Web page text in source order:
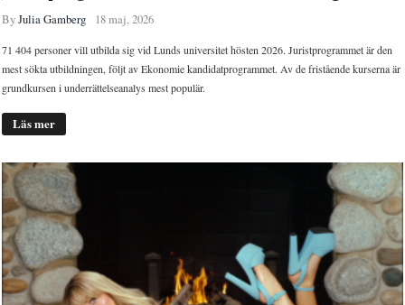
ByJulia Gamberg 18 maj, 2026
71 404 personer vill utbilda sig vid Lunds universitet hösten 2026. Juristprogrammet är den
mest sökta utbildningen, följt av Ekonomie kandidatprogrammet. Av de fristående kurserna är
grundkursen i underrättelseanalys mest populär.
Läs mer